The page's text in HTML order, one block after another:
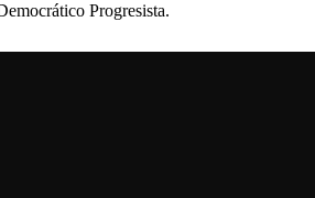
Progresista.